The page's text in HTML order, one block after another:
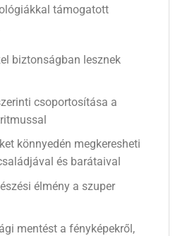
támogatott
biztonságban lesznek
csoportosítása a
könnyedén megkeresheti
és barátaival
élmény a szuper
mentést a fényképekről,